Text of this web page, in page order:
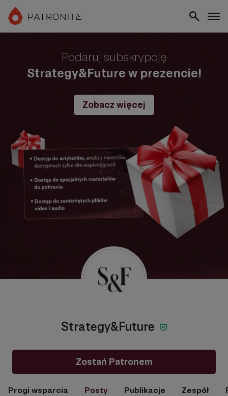
Podaruj subskrypcję
Strategy&Future w prezencie!
Zobacz więcej
Strategy&Future
Zostań Patronem
Progi wsparcia Posty Publikacje Zespół